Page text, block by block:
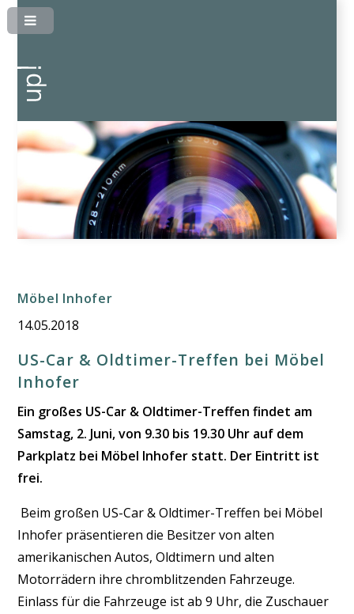
Möbel Inhofer
14.05.2018
US-Car & Oldtimer-Treffen bei Möbel
Inhofer
Ein großes US-Car & Oldtimer-Treffen findet am
Samstag, 2. Juni, von 9.30 bis 19.30 Uhr auf dem
Parkplatz bei Möbel Inhofer statt. Der Eintritt ist
frei.
Beim großen US-Car & Oldtimer-Treffen bei Möbel
Inhofer präsentieren die Besitzer von alten
amerikanischen Autos, Oldtimern und alten
Motorrädern ihre chromblitzenden Fahrzeuge.
Einlass für die Fahrzeuge ist ab 9 Uhr, die Zuschauer